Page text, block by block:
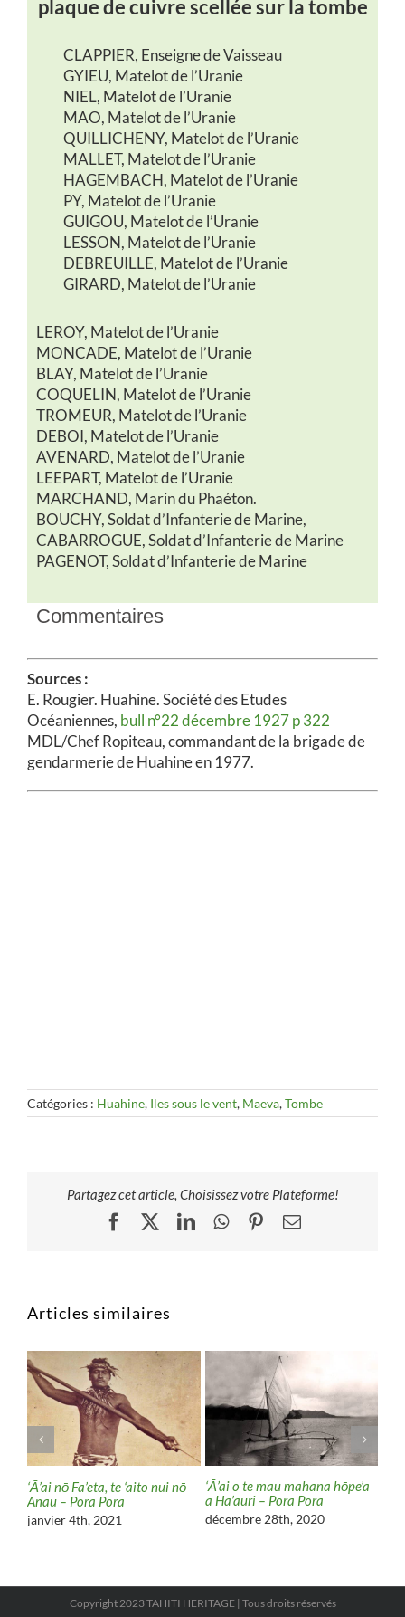
plaquede cuivrescelléesurla tombe
CLAPPIER, Enseigne de Vaisseau
GYIEU, Matelot de l’Uranie
NIEL, Matelot de l’Uranie
MAO, Matelot de l’Uranie
QUILLICHENY, Matelot de l’Uranie
MALLET, Matelot de l’Uranie
HAGEMBACH, Matelot de l’Uranie
PY, Matelot de l’Uranie
GUIGOU, Matelot de l’Uranie
LESSON, Matelot de l’Uranie
DEBREUILLE, Matelot de l’Uranie
GIRARD, Matelot de l’Uranie
LEROY, Matelot de l’Uranie
MONCADE, Matelot de l’Uranie
BLAY, Matelot de l’Uranie
COQUELIN, Matelot de l’Uranie
TROMEUR, Matelot de l’Uranie
DEBOI, Matelot de l’Uranie
AVENARD, Matelot de l’Uranie
LEEPART, Matelot de l’Uranie
MARCHAND, Marin du Phaéton.
BOUCHY, Soldat d’Infanterie de Marine,
CABARROGUE, Soldat d’Infanterie de Marine
PAGENOT, Soldat d’Infanterie de Marine
Commentaires
Sources :
E. Rougier. Huahine. Société des Etudes
Océaniennes, bull n°22 décembre 1927 p 322
MDL/Chef Ropiteau, commandant de la brigade de
gendarmerie de Huahine en 1977.
Catégories : Huahine, Iles sous le vent, Maeva,Tombe
Partagez cet article, Choisissez votre Plateforme!
Facebook
X LinkedInWhatsApp
Pinterest
Email
Articles similaires
‘Ā’ai nō Fa’eta, te ‘aito nui nō
Anau – Pora Pora
janvier 4th, 2021
‘Ā’ai o te mau mahana hōpe’a
a Ha’auri – Pora Pora
décembre 28th, 2020
Copyright 2023 TAHITI HERITAGE | Tous droits réservés